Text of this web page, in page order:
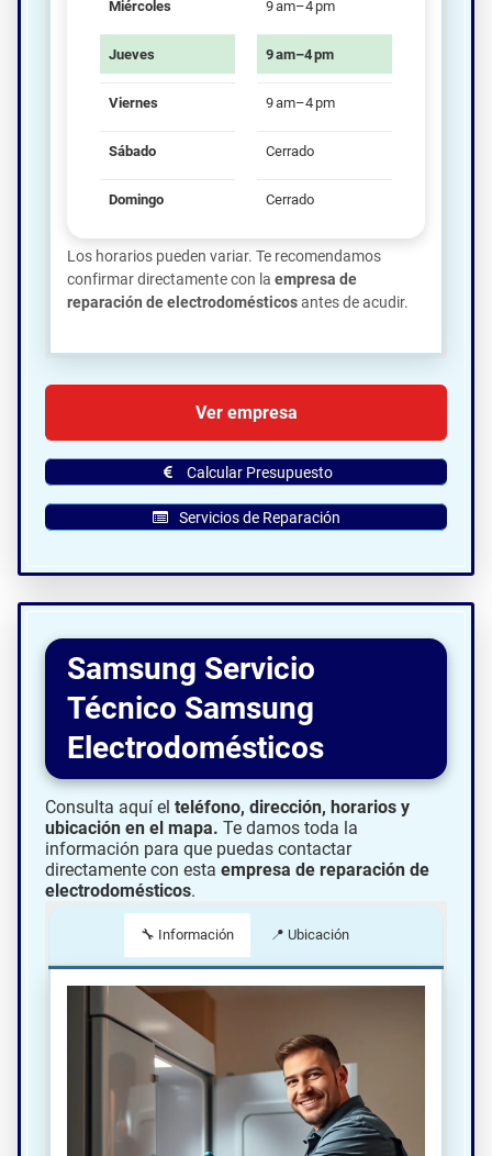
Miércoles 9 am–4 pm
Jueves 9 am–4 pm
Viernes 9 am–4 pm
Sábado Cerrado
Domingo Cerrado
Los horarios pueden variar. Te recomendamos
confirmar directamente con la empresa de
reparación de electrodomésticosantes de acudir.
🗺️ Ubicación de Asturtec Servicio
Técnico S.l.u. en Gijón:
📍 Cómo llegar
Ver empresa
Calcular Presupuesto
Servicios de Reparación
Samsung Servicio
Técnico Samsung
Electrodomésticos
Consulta aquí el teléfono, dirección, horarios y
ubicación en el mapa. Te damos toda la
información para que puedas contactar
directamente con esta empresa de reparación de
electrodomésticos.
🔧 Información 📍 Ubicación